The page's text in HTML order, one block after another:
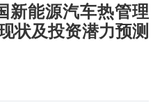
能源汽车热管理
状及投资潜力预测